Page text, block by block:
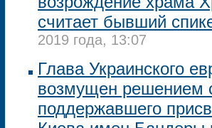
считает бывший
2019 года, 13:07
Глава Украинского
возмущен решением
поддержавшего